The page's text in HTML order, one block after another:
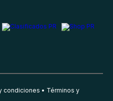
condiciones
Términos y